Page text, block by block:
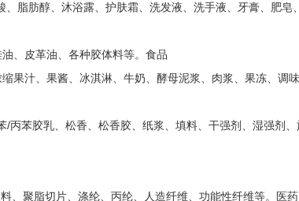
脂肪醇、沐浴露、护肤霜、洗发液、洗手液、牙膏、肥皂
、皮革油、各种胶体料等。食品
果汁、果酱、冰淇淋、牛奶、酵母泥浆、肉浆、果冻、调
丙苯胶乳、松香、松香胶、纸浆、填料、干强剂、湿强剂
、聚脂切片、涤纶、丙纶、人造纤维、功能性纤维等。医药